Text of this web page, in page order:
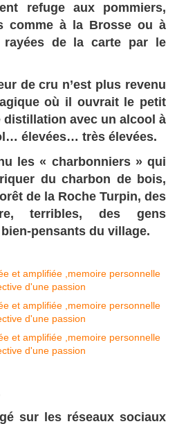
refuge aux pommiers,
comme à la Brosse ou à
rayées de la carte par le
de cru n’est plus revenu
où il ouvrait le petit
distillation avec un alcool à
élevées… très élevées.
les « charbonniers » qui
du charbon de bois,
de la Roche Turpin, des
terribles, des gens
pensants du village.
sur les réseaux sociaux